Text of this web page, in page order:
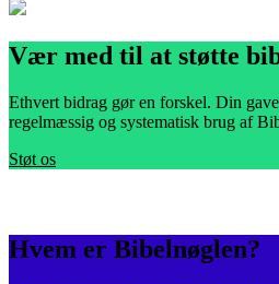
Vær med til at støtte
Ethvert bidrag gør en forskel. Din
regelmæssig og systematisk brug af
Støt os
Hvem er Bibelnøglen?